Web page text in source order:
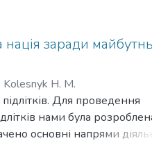
умовах для
позакласних заходів з
рівня екологічних
заради
Kolesnyk H. M.
Для проведення
нами була
основні напрями
нація заради